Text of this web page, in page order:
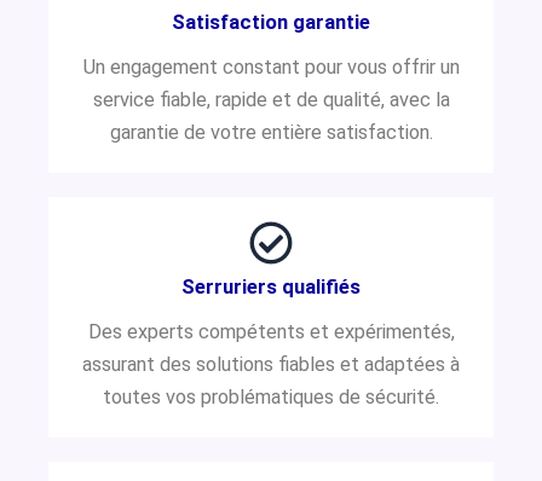
Satisfaction garantie
Un engagement constant pour vous offrir un
service fiable, rapide et de qualité, avec la
garantie de votre entière satisfaction.
Serruriers qualifiés
Des experts compétents et expérimentés,
assurant des solutions fiables et adaptées à
toutes vos problématiques de sécurité.